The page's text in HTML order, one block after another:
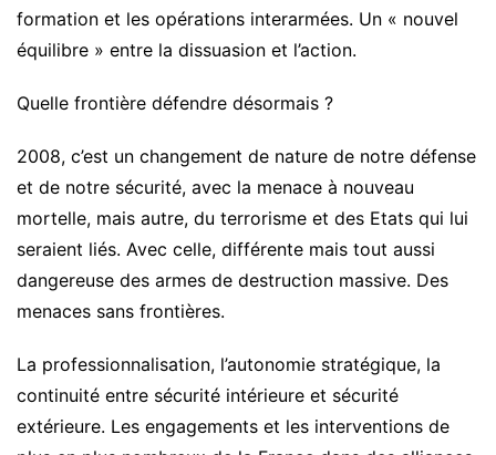
formation et les opérations interarmées. Un « nouvel
équilibre » entre la dissuasion et l’action.
Quelle frontière défendre désormais ?
2008, c’est un changement de nature de notre défense
et de notre sécurité, avec la menace à nouveau
mortelle, mais autre, du terrorisme et des Etats qui lui
seraient liés. Avec celle, différente mais tout aussi
dangereuse des armes de destruction massive. Des
menaces sans frontières.
La professionnalisation, l’autonomie stratégique, la
continuité entre sécurité intérieure et sécurité
extérieure. Les engagements et les interventions de